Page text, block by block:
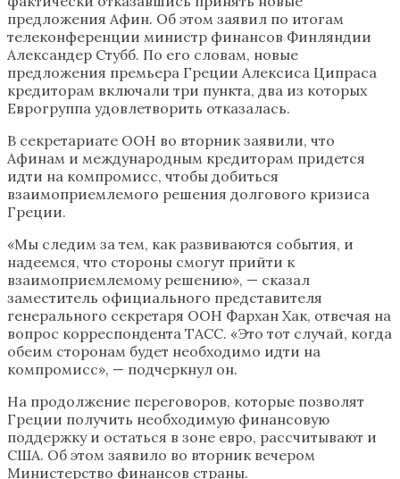
предложения Афин. Об этом заявил по итогам
телеконференции министр финансов Финляндии
Александер Стубб. По его словам, новые
предложения премьера Греции Алексиса Ципраса
кредиторам включали три пункта, два из которых
Еврогруппа удовлетворить отказалась.
В секретариате ООН во вторник заявили, что
Афинам и международным кредиторам придется
идти на компромисс, чтобы добиться
взаимоприемлемого решения долгового кризиса
Греции.
«Мы следим за тем, как развиваются события, и
надеемся, что стороны смогут прийти к
взаимоприемлемому решению», — сказал
заместитель официального представителя
генерального секретаря ООН Фархан Хак, отвечая на
вопрос корреспондента ТАСС. «Это тот случай, когда
обеим сторонам будет необходимо идти на
компромисс», — подчеркнул он.
На продолжение переговоров, которые позволят
Греции получить необходимую финансовую
поддержку и остаться в зоне евро, рассчитывают и
США. Об этом заявило во вторник вечером
Министерство финансов страны.